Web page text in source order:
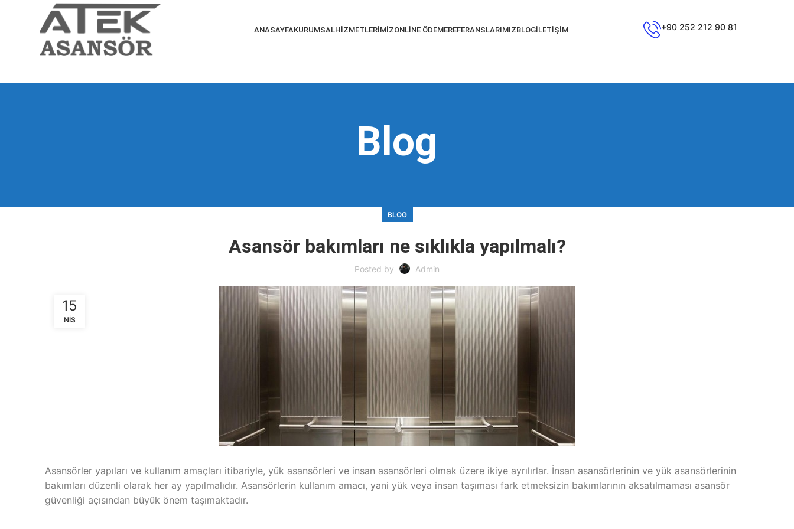
ANASAYFAKURUMSALHIZMETLERIMIZONLINE ÖDEMEREFERANSLARIMIZBLOGİLETIŞIM +90 252 212 90 81
Blog
BLOG
Asansör bakımları ne sıklıkla yapılmalı?
Posted by Admin
15
NIS
Asansörler yapıları ve kullanım amaçları itibariyle, yük asansörleri ve insan asansörleri olmak üzere ikiye ayrılırlar. İnsan asansörlerinin ve yük asansörlerinin
bakımları düzenli olarak her ay yapılmalıdır. Asansörlerin kullanım amacı, yani yük veya insan taşıması fark etmeksizin bakımlarının aksatılmaması asansör
güvenliği açısından büyük önem taşımaktadır.